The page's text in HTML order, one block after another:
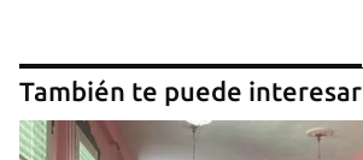
También te puede interesar